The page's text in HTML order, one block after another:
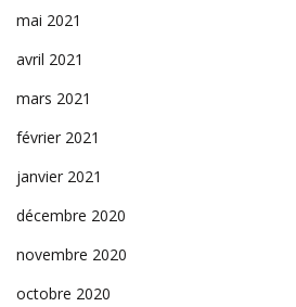
mai 2021
avril 2021
mars 2021
février 2021
janvier 2021
décembre 2020
novembre 2020
octobre 2020